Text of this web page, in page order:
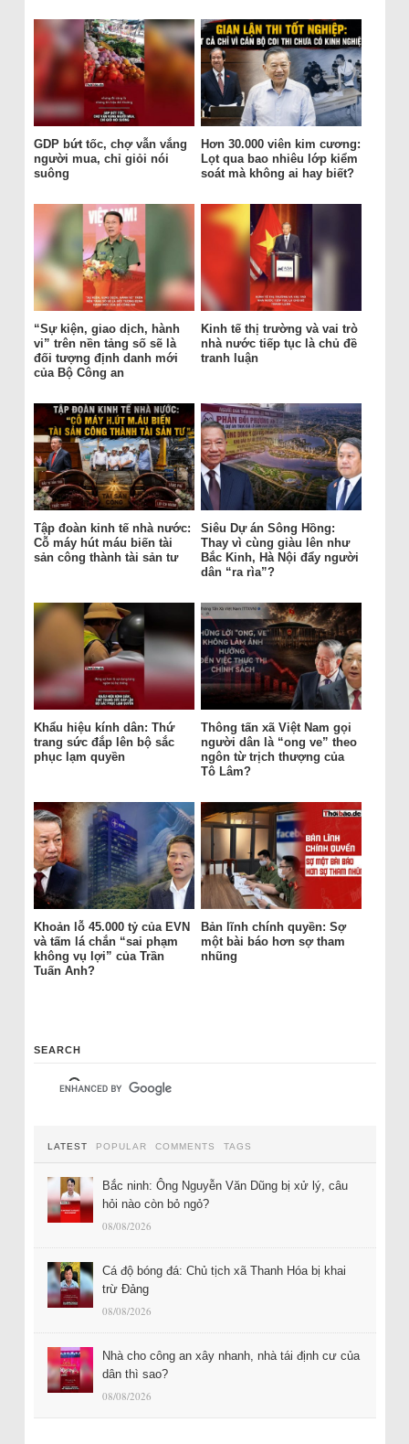
GDP bứt tốc, chợ vẫn vắng
người mua, chỉ giỏi nói
suông
Hơn 30.000 viên kim cương:
Lọt qua bao nhiêu lớp kiểm
soát mà không ai hay biết?
“Sự kiện, giao dịch, hành
vi” trên nền tảng số sẽ là
đối tượng định danh mới
của Bộ Công an
Kinh tế thị trường và vai trò
nhà nước tiếp tục là chủ đề
tranh luận
Tập đoàn kinh tế nhà nước:
Cỗ máy hút máu biến tài
sản công thành tài sản tư
Siêu Dự án Sông Hồng:
Thay vì cùng giàu lên như
Bắc Kinh, Hà Nội đẩy người
dân “ra rìa”?
Khẩu hiệu kính dân: Thứ
trang sức đắp lên bộ sắc
phục lạm quyền
Thông tấn xã Việt Nam gọi
người dân là “ong ve” theo
ngôn từ trịch thượng của
Tô Lâm?
Khoản lỗ 45.000 tỷ của EVN
và tấm lá chắn “sai phạm
không vụ lợi” của Trần
Tuấn Anh?
Bản lĩnh chính quyền: Sợ
một bài báo hơn sợ tham
nhũng
SEARCH
LATEST POPULAR COMMENTS TAGS
Bắc ninh: Ông Nguyễn Văn Dũng bị xử lý, câu
hỏi nào còn bỏ ngỏ?
08/08/2026
Cá độ bóng đá: Chủ tịch xã Thanh Hóa bị khai
trừ Đảng
08/08/2026
Nhà cho công an xây nhanh, nhà tái định cư của
dân thì sao?
08/08/2026